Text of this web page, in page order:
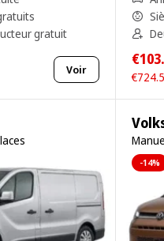
gratuit
Voir
-14%